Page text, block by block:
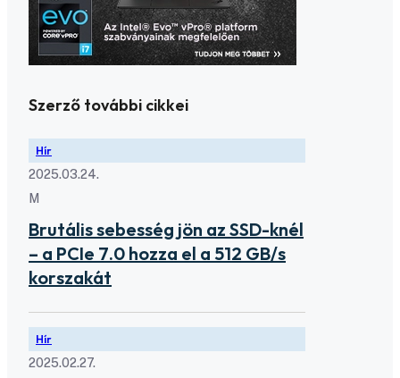
Szerző további cikkei
Hír
2025.03.24.
M
Brutális sebesség jön az SSD-knél
– a PCIe 7.0 hozza el a 512 GB/s
korszakát
Hír
2025.02.27.